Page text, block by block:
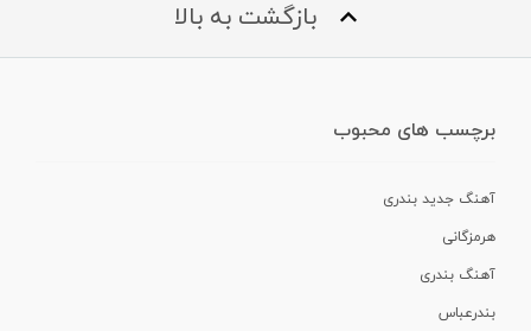
بازگشت به بالا
برچسب های محبوب
آهنگ جدید بندری
هرمزگانی
آهنگ بندری
بندرعباس